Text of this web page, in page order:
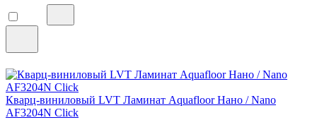
Кварц-виниловый LVT Ламинат Aquafloor Нано / Nano
AF3204N Click